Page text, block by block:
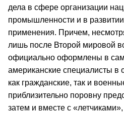
дела в сфере организации
промышленности и в
применения. Причем,
лишь после Второй
официально оформлены в
американские специалисты в
как гражданские, так и
приблизительно поровну
затем и вместе с